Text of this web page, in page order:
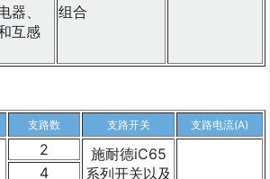
营 BJX防爆接线箱 |BXMD防爆照明动力配电箱
防爆控制箱厂家 |防爆按钮操作箱